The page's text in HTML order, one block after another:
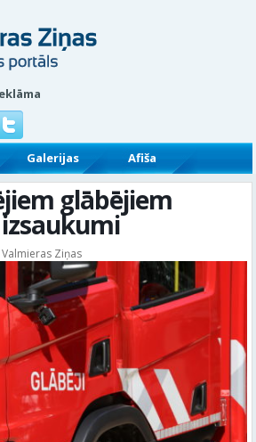
Galerijas
Afiša
glābējiem
Valmieras Ziņas